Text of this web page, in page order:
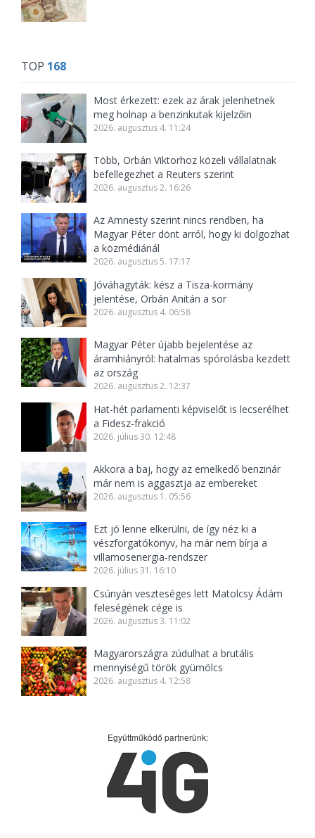
TOP 168
Most érkezett: ezek az árak jelenhetnek
meg holnap a benzinkutak kijelzőin
2026. augusztus 4. 11:24
Több, Orbán Viktorhoz közeli vállalatnak
befellegezhet a Reuters szerint
2026. augusztus 2. 16:26
Az Amnesty szerint nincs rendben, ha
Magyar Péter dönt arról, hogy ki dolgozhat
a közmédiánál
2026. augusztus 5. 17:17
Jóváhagyták: kész a Tisza-kormány
jelentése, Orbán Anitán a sor
2026. augusztus 4. 06:58
Magyar Péter újabb bejelentése az
áramhiányról: hatalmas spórolásba kezdett
az ország
2026. augusztus 2. 12:37
Hat-hét parlamenti képviselőt is lecserélhet
a Fidesz-frakció
2026. július 30. 12:48
Akkora a baj, hogy az emelkedő benzinár
már nem is aggasztja az embereket
2026. augusztus 1. 05:56
Ezt jó lenne elkerülni, de így néz ki a
vészforgatókönyv, ha már nem bírja a
villamosenergia-rendszer
2026. július 31. 16:10
Csúnyán veszteséges lett Matolcsy Ádám
feleségének cége is
2026. augusztus 3. 11:02
Magyarországra zúdulhat a brutális
mennyiségű török gyümölcs
2026. augusztus 4. 12:58
Együttműködő partnerünk: